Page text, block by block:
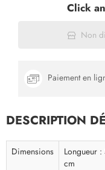
Click
Non
Paiement en
DESCRIPTION
Dimensions
Longueur
cm